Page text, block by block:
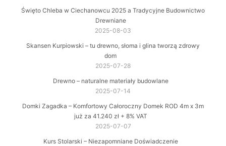
Święto Chleba w Ciechanowcu 2025 a Tradycyjne Budownictwo
Drewniane
2025-08-03
Skansen Kurpiowski – tu drewno, słoma i glina tworzą zdrowy
dom
2025-07-28
Drewno – naturalne materiały budowlane
2025-07-14
Domki Zagadka – Komfortowy Całoroczny Domek ROD 4m x 3m
już za 41.240 zł + 8% VAT
2025-07-07
Kurs Stolarski – Niezapomniane Doświadczenie